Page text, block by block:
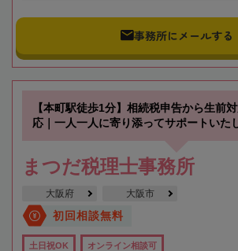
事務所にメールする
【本町駅徒歩1分】相続税申告から生前
応｜一人一人に寄り添ってサポートいた
まつだ税理士事務所
大阪府 大阪市
初回相談無料
土日祝OK オンライン相談可